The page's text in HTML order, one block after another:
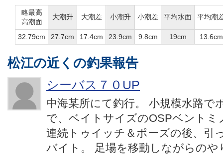
略最高
高潮面
大潮升 大潮差 小潮升 小潮差 平均水面 平均潮
32.79cm 27.7cm 17.4cm 23.9cm 9.8cm 19cm 13.6cm
松江の近くの釣果報告
シーバス７０UP
中海某所にて釣行。 小規模水路で
で、ベイトサイズのOSPベントミ
連続トゥイッチ＆ポーズの後、引
バイト。 足場を移動しながらのや